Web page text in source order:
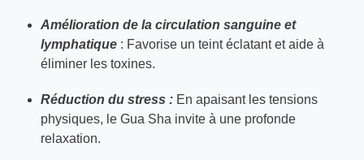
Amélioration de la circulation sanguine et
lymphatique : Favorise un teint éclatant et aide à
éliminer les toxines.
Réduction du stress : En apaisant les tensions
physiques, le Gua Sha invite à une profonde
relaxation.